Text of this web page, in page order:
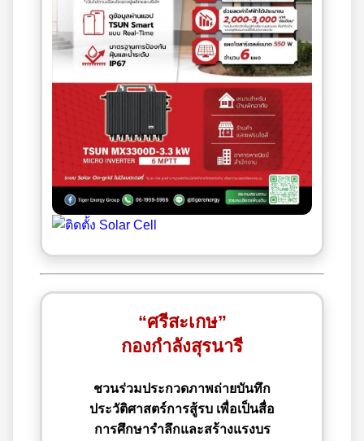
“ศรีสะเกษ”
กองกำลังสุรนารี
ชวนร่วมประกวดภาพถ่ายบันทึก
ประวัติศาสตร์การสู้รบ เพื่อเป็นสื่อ
การศึกษารำลึกและสร้างแรงบร